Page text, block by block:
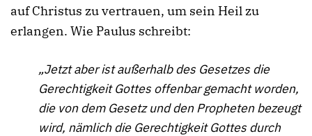
auf Christus zu vertrauen, um sein Heil zu
erlangen. Wie Paulus schreibt:
„Jetzt aber ist außerhalb des Gesetzes die
Gerechtigkeit Gottes offenbar gemacht worden,
die von dem Gesetz und den Propheten bezeugt
wird, nämlich die Gerechtigkeit Gottes durch